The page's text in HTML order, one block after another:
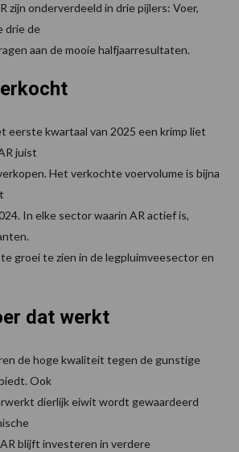
zijn onderverdeeld in drie pijlers: Voer,
drie de
aan de mooie halfjaarresultaten.
eerste kwartaal van 2025 een krimp liet
juist
Het verkochte voervolume is bijna
In elke sector waarin AR actief is,
groei te zien in de legpluimveesector en
dat werkt
de hoge kwaliteit tegen de gunstige
Ook
dierlijk eiwit wordt gewaardeerd
blijft investeren in verdere